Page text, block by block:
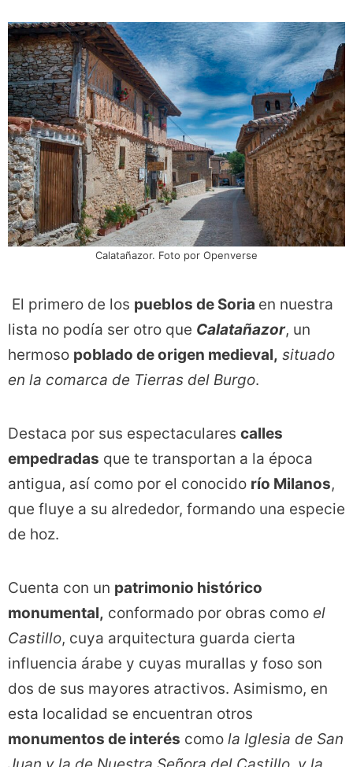
Calatañazor. Foto por Openverse
El primero de los pueblos de Soria en nuestra
lista no podía ser otro que Calatañazor, un
hermoso poblado de origen medieval, situado
en la comarca de Tierras del Burgo.
Destaca por sus espectaculares calles
empedradas que te transportan a la época
antigua, así como por el conocido río Milanos,
que fluye a su alrededor, formando una especie
de hoz.
Cuenta con un patrimonio histórico
monumental, conformado por obras como el
Castillo, cuya arquitectura guarda cierta
influencia árabe y cuyas murallas y foso son
dos de sus mayores atractivos. Asimismo, en
esta localidad se encuentran otros
monumentos de interés como la Iglesia de San